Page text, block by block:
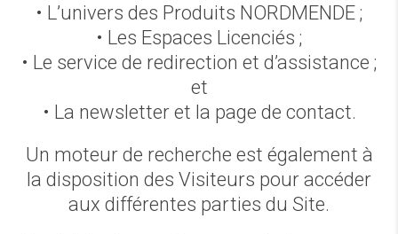
• L’univers des Produits NORDMENDE ;
• Les Espaces Licenciés ;
• Le service de redirection et d’assistance ;
et
• La newsletter et la page de contact.
Un moteur de recherche est également à
la disposition des Visiteurs pour accéder
aux différentes parties du Site.